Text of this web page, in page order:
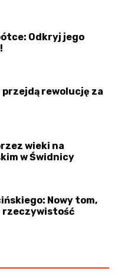
Odkryj jego
przejdą rewolucję za
wieki na
w Świdnicy
Nowy tom,
rzeczywistość